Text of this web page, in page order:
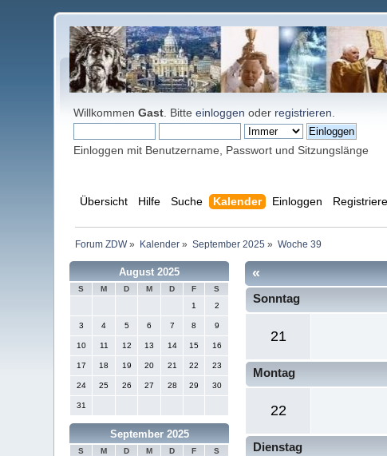
WillkommenGast . Bitteeinloggen oder registrieren
Einloggen mit Benutzername, Passwort und Sitzungslänge
Übersicht Hilfe Suche Kalender Einloggen
Forum ZDW» Kalender» September 2025 » Woche 39
August 2025
S M D M D F
S
1
2
3 4 5 6 7 8 9
10 11 12 13 14 15 16
17 18 19 20 21 22 23
24 25 26 27 28 29 30
31
September 2025
S M D M D F
S
«
Sonntag
21
Montag
22
Dienstag